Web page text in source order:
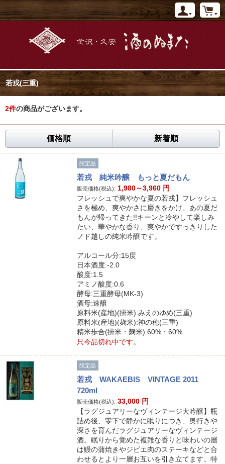
若戎(三重)
2件の商品がございます。
価格順 新着順
限定品
若戎 純米吟醸 もっと夏だもん
販売価格(税込): 1,980～3,960 円
フレッシュで爽やかな夏の若戎】フレッシュ
さを極め、爽やかさに磨きをかけ、あの夏だ
もんが帰ってきた!!キーンと冷やして楽しみ
たい、華やかな香り、爽やかですっきりした
ノド越しの純米吟醸です。
アルコール分:15度
日本酒度:-2.0
酸度:1.5
アミノ酸度:0.6
酵母:三重酵母(MK-3)
酒母:速醸
原料米(産地)(掛米):みえのゆめ(三重)
原料米(産地)(麹米):神の穂(三重)
精米歩合(掛米・麹米):60%・60%
只今品切れ中です。
限定品
若戎 WAKAEBIS VINTAGE 2011
720ml
販売価格(税込): 33,000 円
【ラグジュアリーなヴィンテージ大吟醸】瓶
詰め後、零下で静かに眠りにつき、奥行きや
深さを育んだラグジュアリーなヴィンテージ
酒。眠りから覚めた複雑な香りと味わいの層
は鰻の蒲焼きやジビエ肉のステーキなどと合
わせるとより一層お互いを引き立てます。特